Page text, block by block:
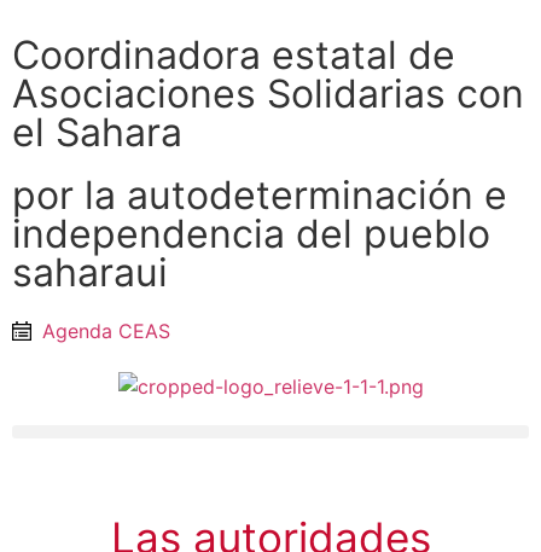
Coordinadora estatal de
Asociaciones Solidarias con
el Sahara
por la autodeterminación e
independencia del pueblo
saharaui
Agenda CEAS
Las autoridades